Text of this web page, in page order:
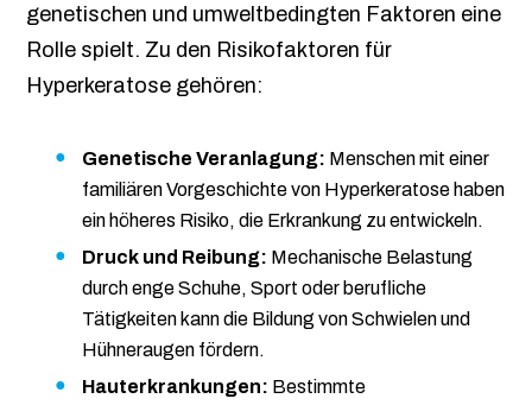
genetischen und umweltbedingten Faktoren eine
Rolle spielt. Zu den Risikofaktoren für
Hyperkeratose gehören:
Genetische Veranlagung: Menschen mit einer
familiären Vorgeschichte von Hyperkeratose haben
ein höheres Risiko, die Erkrankung zu entwickeln.
Druck und Reibung: Mechanische Belastung
durch enge Schuhe, Sport oder berufliche
Tätigkeiten kann die Bildung von Schwielen und
Hühneraugen fördern.
Hauterkrankungen: Bestimmte